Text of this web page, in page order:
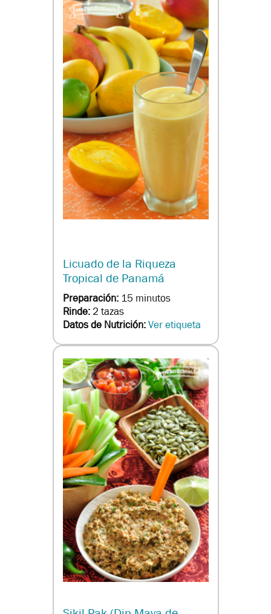
Licuado de la Riqueza
Tropical de Panamá
Preparación: 15 minutos
Rinde:2 tazas
Datos de Nutrición:Ver etiqueta